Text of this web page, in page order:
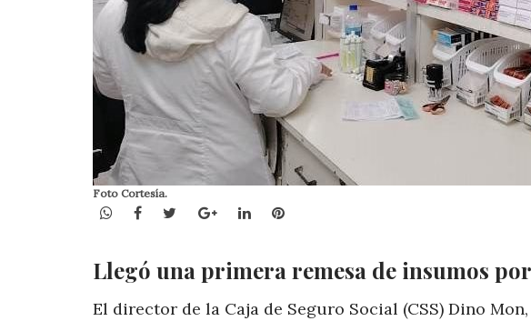
Foto Cortesía.
WhatsApp
Facebook
TwitterGoogle+LinkedInPinterest
Llegó una primera remesa de insumos
El director de la Caja de Seguro Social (CSS) Dino